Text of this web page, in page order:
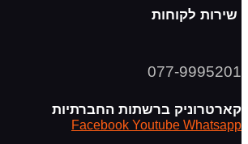
שירות לקוחות
077-9995201
קארטרוניק ברשתות החברתיות
Facebook Youtube Whatsapp